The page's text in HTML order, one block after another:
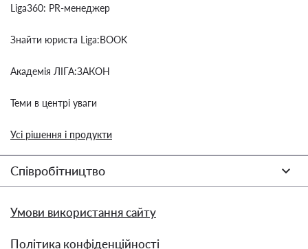
Liga360: PR-менеджер
Знайти юриста Liga:BOOK
Академія ЛІГА:ЗАКОН
Теми в центрі уваги
Усі рішення і продукти
Співробітництво
Умови використання сайту
Політика конфіденційності